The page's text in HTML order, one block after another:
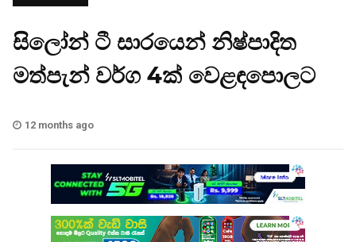
සිලෝන් ටී සාරයෙන් නිෂ්පාදිත
මත්පැන් වර්ග 4ක් වෙළඳපොලට
12 months ago